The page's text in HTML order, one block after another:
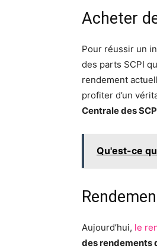
Acheter
Pour réussir un
des parts SCPI
rendement
profiter d’un
Centrale des
Qu'est-ce
Aujourd’hui, le
des rendements